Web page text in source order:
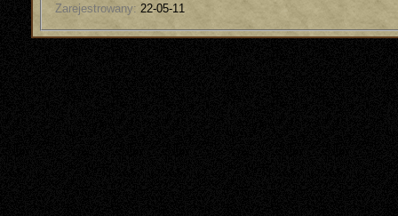
Zarejestrowany: 22-05-11